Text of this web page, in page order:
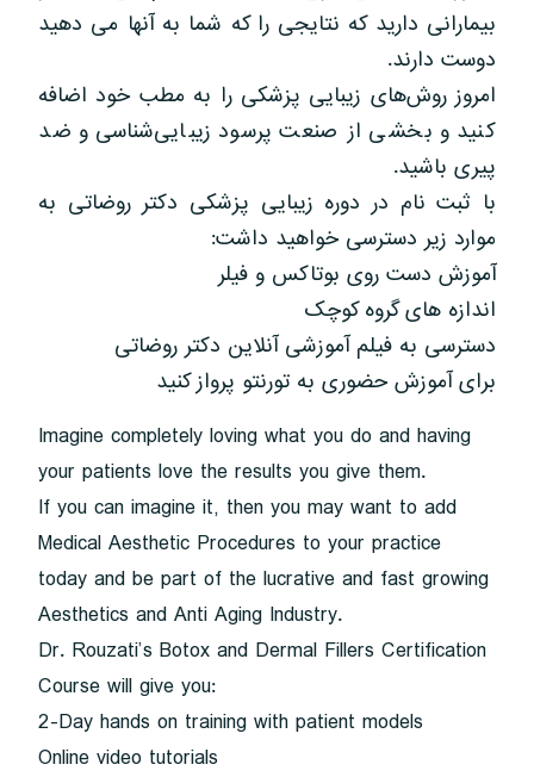
بیمارانی دارید که نتایجی را که شما به آنها می دهید
دوست دارند.
امروز روش‌های زیبایی پزشکی را به مطب خود اضافه
کنید و بخشی از صنعت پرسود زیبایی‌شناسی و ضد
پیری باشید.
با ثبت نام در دوره زیبایی پزشکی دکتر روضاتی به
موارد زیر دسترسی خواهید داشت:
آموزش دست روی بوتاکس و فیلر
اندازه های گروه کوچک
دسترسی به فیلم آموزشی آنلاین دکتر روضاتی
برای آموزش حضوری به تورنتو پرواز کنید
Imagine completely loving what you do and having
your patients love the results you give them.
If you can imagine it, then you may want to add
Medical Aesthetic Procedures to your practice
today and be part of the lucrative and fast growing
Aesthetics and Anti Aging Industry.
Dr. Rouzati’s Botox and Dermal Fillers Certification
Course will give you:
2-Day hands on training with patient models
Online video tutorials